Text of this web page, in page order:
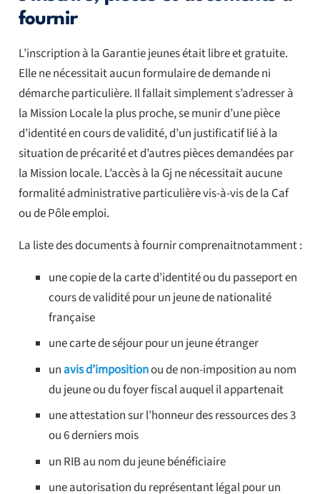
fournir
L’inscription à la Garantie jeunes était libre et gratuite.
Elle ne nécessitait aucun formulaire de demande ni
démarche particulière. Il fallait simplement s’adresser à
la Mission Locale la plus proche, se munir d’une pièce
d’identité en cours de validité, d’un justificatif lié à la
situation de précarité et d’autres pièces demandées par
la Mission locale. L’accès à la Gj ne nécessitait aucune
formalité administrative particulière vis-à-vis de la Caf
ou de Pôle emploi.
La liste des documents à fournir comprenaitnotamment :
une copie de la carte d’identité ou du passeport en
cours de validité pour un jeune de nationalité
française
une carte de séjour pour un jeune étranger
unavis d’impositionou de non-imposition au nom
du jeune ou du foyer fiscal auquel il appartenait
une attestation sur l’honneur des ressources des 3
ou 6 derniers mois
un RIB au nom du jeune bénéficiaire
une autorisation du représentant légal pour un